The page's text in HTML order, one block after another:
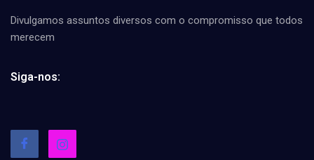
Divulgamos assuntos diversos com o compromisso que todos
merecem
Siga-nos: